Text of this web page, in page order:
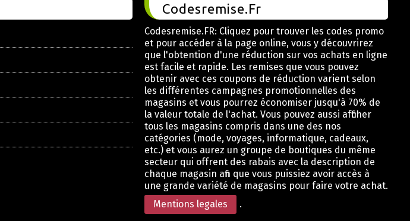
Codesremise.Fr
Codesremise.FR: Cliquez pour trouver les codes promo
et pour accéder à la page online, vous y découvrirez
que l'obtention d'une réduction sur vos achats en ligne
est facile et rapide. Les remises que vous pouvez
obtenir avec ces coupons de réduction varient selon
les différentes campagnes promotionnelles des
magasins et vous pourrez économiser jusqu'à 70% de
la valeur totale de l'achat. Vous pouvez aussi afficher
tous les magasins compris dans une des nos
catégories (mode, voyages, informatique, cadeaux,
etc.) et vous aurez un groupe de boutiques du même
secteur qui offrent des rabais avec la description de
chaque magasin afin que vous puissiez avoir accès à
une grande variété de magasins pour faire votre achat.
Mentions legales
.